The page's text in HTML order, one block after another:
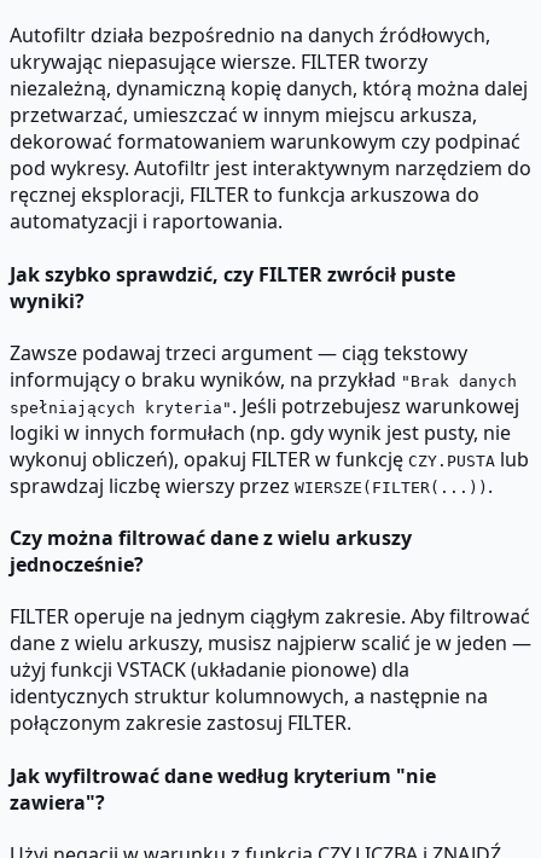
Autofiltr działa bezpośrednio na danych źródłowych,
ukrywając niepasujące wiersze. FILTER tworzy
niezależną, dynamiczną kopię danych, którą można dalej
przetwarzać, umieszczać w innym miejscu arkusza,
dekorować formatowaniem warunkowym czy podpinać
pod wykresy. Autofiltr jest interaktywnym narzędziem do
ręcznej eksploracji, FILTER to funkcja arkuszowa do
automatyzacji i raportowania.
Jak szybko sprawdzić, czy FILTER zwrócił puste
wyniki?
Zawsze podawaj trzeci argument — ciąg tekstowy
informujący o braku wyników, na przykład "Brak danych
spełniających kryteria" . Jeśli potrzebujesz warunkowej
logiki w innych formułach (np. gdy wynik jest pusty, nie
wykonuj obliczeń), opakuj FILTER w funkcję CZY.PUSTA lub
sprawdzaj liczbę wierszy przez WIERSZE(FILTER(...)) .
Czy można filtrować dane z wielu arkuszy
jednocześnie?
FILTER operuje na jednym ciągłym zakresie. Aby filtrować
dane z wielu arkuszy, musisz najpierw scalić je w jeden —
użyj funkcji VSTACK (układanie pionowe) dla
identycznych struktur kolumnowych, a następnie na
połączonym zakresie zastosuj FILTER.
Jak wyfiltrować dane według kryterium "nie
zawiera"?